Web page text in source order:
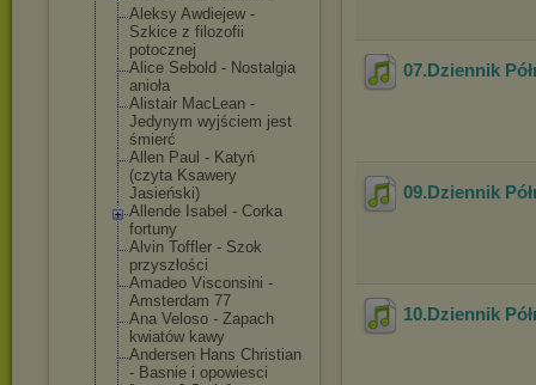
Aleksy Awdiejew -
Szkice z filozofii
potocznej
Alice Sebold - Nostalgia
anioła
Alistair MacLean -
Jedynym wyjściem jest
śmierć
Allen Paul - Katyń
(czyta Ksawery
Jasieński)
Allende Isabel - Corka
fortuny
Alvin Toffler - Szok
przyszłości
Amadeo Visconsini -
Amsterdam 77
Ana Veloso - Zapach
kwiatów kawy
Andersen Hans Christian
- Basnie i opowiesci
07.Dziennik
09.Dziennik
10.Dziennik